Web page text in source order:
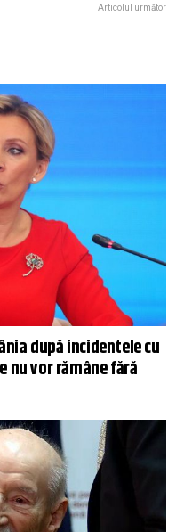
Articolul următor
după incidentele cu
nu vor rămâne fără